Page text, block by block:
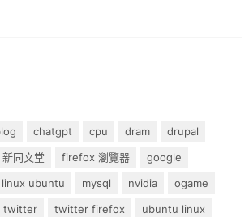
chatgpt cpu dram
drupal
同文堂 firefox 瀏覽器
google
linux ubuntu mysql nvidia
ogame
twitter twitter firefox
ubuntu linux